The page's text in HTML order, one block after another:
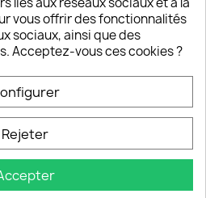
6/7J de 10h à 18H
vous offrir des fonctionnalités
sociaux, ainsi que des
Acceptez-vous ces cookies ?
Rejeter